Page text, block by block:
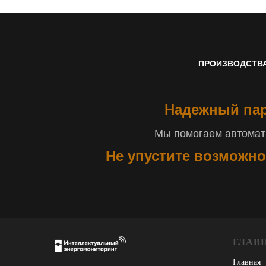
Надежный
Мы помогаем
Не упустите
Главная